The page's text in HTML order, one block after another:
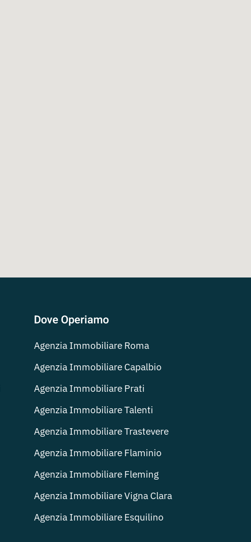
Dove Operiamo
Agenzia Immobiliare Roma
Agenzia Immobiliare Capalbio
Agenzia Immobiliare Prati
Agenzia Immobiliare Talenti
Agenzia Immobiliare Trastevere
Agenzia Immobiliare Flaminio
Agenzia Immobiliare Fleming
Agenzia Immobiliare Vigna Clara
Agenzia Immobiliare Esquilino